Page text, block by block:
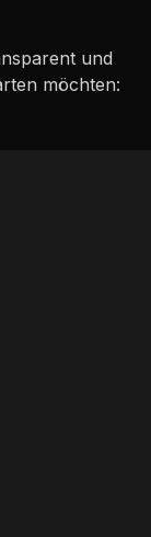
und
möchten: